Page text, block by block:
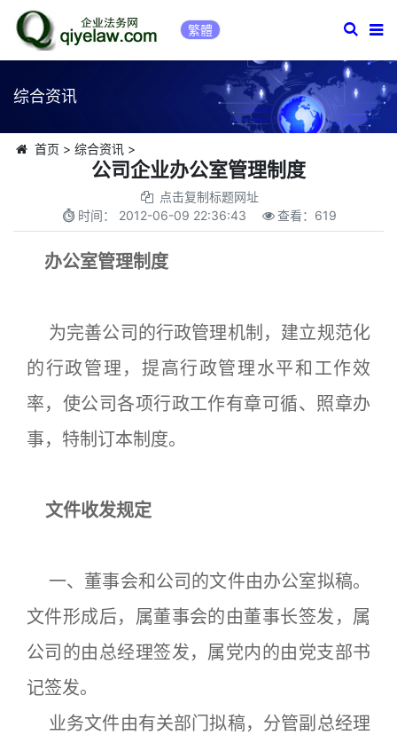
繁體
综合资讯
首页 > 综合资讯>
公司企业办公室管理制度
点击复制标题网址
时间： 2012-06-09 22:36:43 查看： 619
办公室管理制度
为完善公司的行政管理机制，建立规范化
的行政管理，提高行政管理水平和工作效
率，使公司各项行政工作有章可循、照章办
事，特制订本制度。
文件收发规定
一、董事会和公司的文件由办公室拟稿。
文件形成后，属董事会的由董事长签发，属
公司的由总经理签发，属党内的由党支部书
记签发。
业务文件由有关部门拟稿，分管副总经理